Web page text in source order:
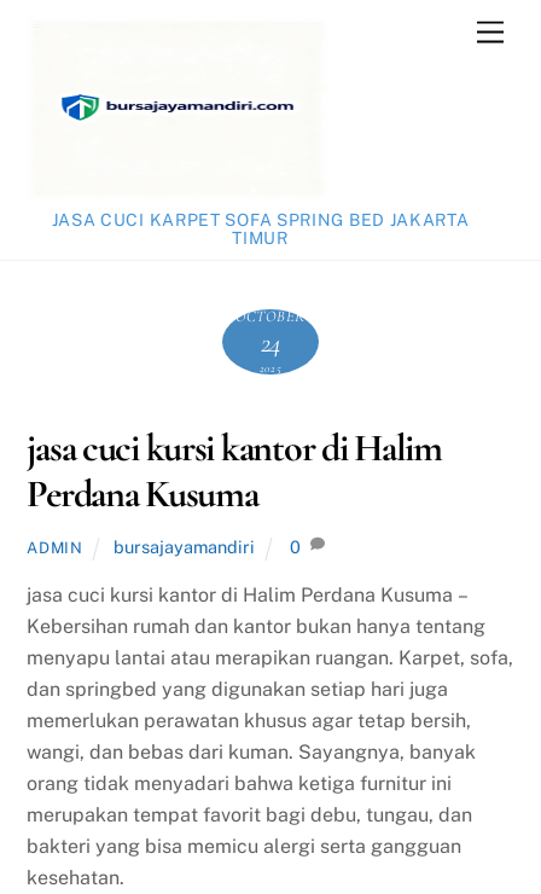
JASA CUCI KARPET SOFA SPRING BED JAKARTA
TIMUR
OCTOBER
24
2025
jasa cuci kursi kantor di Halim
Perdana Kusuma
ADMIN bursajayamandiri 0
jasa cuci kursi kantor di Halim Perdana Kusuma –
Kebersihan rumah dan kantor bukan hanya tentang
menyapu lantai atau merapikan ruangan. Karpet, sofa,
dan springbed yang digunakan setiap hari juga
memerlukan perawatan khusus agar tetap bersih,
wangi, dan bebas dari kuman. Sayangnya, banyak
orang tidak menyadari bahwa ketiga furnitur ini
merupakan tempat favorit bagi debu, tungau, dan
bakteri yang bisa memicu alergi serta gangguan
kesehatan.